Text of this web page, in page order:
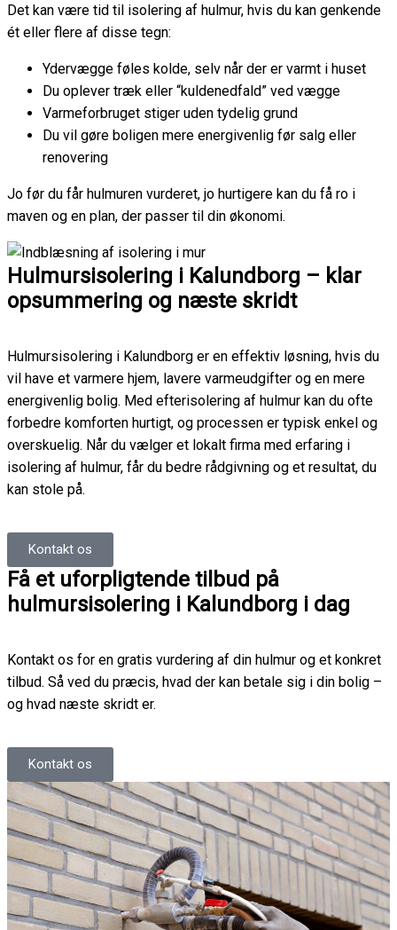
Det kan være tid til isolering af hulmur, hvis du kan genkende
ét eller flere af disse tegn:
Ydervægge føles kolde, selv når der er varmt i huset
Du oplever træk eller “kuldenedfald” ved vægge
Varmeforbruget stiger uden tydelig grund
Du vil gøre boligen mere energivenlig før salg eller
renovering
Jo før du får hulmuren vurderet, jo hurtigere kan du få ro i
maven og en plan, der passer til din økonomi.
Hulmursisolering i Kalundborg – klar
opsummering og næste skridt
Hulmursisolering i Kalundborg er en effektiv løsning, hvis du
vil have et varmere hjem, lavere varmeudgifter og en mere
energivenlig bolig. Med efterisolering af hulmur kan du ofte
forbedre komforten hurtigt, og processen er typisk enkel og
overskuelig. Når du vælger et lokalt firma med erfaring i
isolering af hulmur, får du bedre rådgivning og et resultat, du
kan stole på.
Kontakt os
Få et uforpligtende tilbud på
hulmursisolering i Kalundborg i dag
Kontakt os for en gratis vurdering af din hulmur og et konkret
tilbud. Så ved du præcis, hvad der kan betale sig i din bolig –
og hvad næste skridt er.
Kontakt os